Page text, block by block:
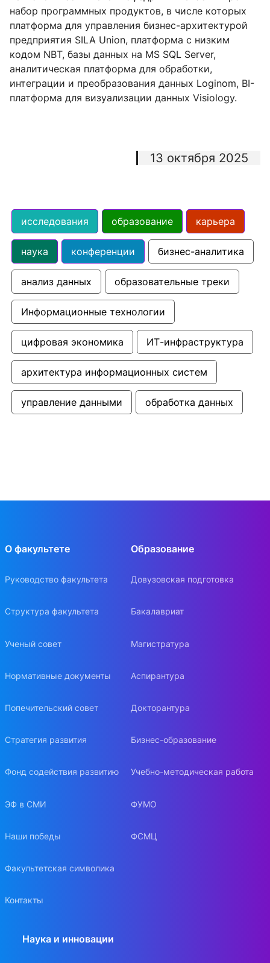
набор программных продуктов, в числе которых
платформа для управления бизнес-архитектурой
предприятия SILA Union, платформа с низким
кодом NBT, базы данных на MS SQL Server,
аналитическая платформа для обработки,
интеграции и преобразования данных Loginom, BI-
платформа для визуализации данных Visiology.
13 октября 2025
исследования образование карьера
наука конференции бизнес-аналитика
анализ данных образовательные треки
Информационные технологии
цифровая экономика ИТ-инфраструктура
архитектура информационных систем
управление данными обработка данных
О факультете
Руководство факультета
Структура факультета
Ученый совет
Нормативные документы
Попечительский совет
Стратегия развития
Фонд содействия развитию
ЭФ в СМИ
Наши победы
Факультетская символика
Контакты
Образование
Довузовская подготовка
Бакалавриат
Магистратура
Аспирантура
Докторантура
Бизнес-образование
Учебно-методическая работа
ФУМО
ФСМЦ
Наука и инновации